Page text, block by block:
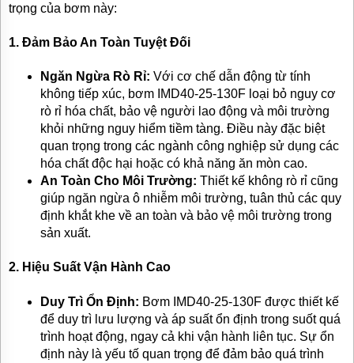
PHỤ
MÁY
PHẨM
ĐIỆN
CHẤT
LƯỢNG
trọng của bơm này:
1. Đảm Bảo An Toàn Tuyệt Đối
Ngăn Ngừa Rò Rỉ: Với cơ chế dẫn động từ tính
không tiếp xúc, bơm IMD40-25-130F loại bỏ nguy cơ
rò rỉ hóa chất, bảo vệ người lao động và môi trường
khỏi những nguy hiểm tiềm tàng. Điều này đặc biệt
quan trọng trong các ngành công nghiệp sử dụng các
hóa chất độc hại hoặc có khả năng ăn mòn cao.
An Toàn Cho Môi Trường: Thiết kế không rò rỉ cũng
giúp ngăn ngừa ô nhiễm môi trường, tuân thủ các quy
định khắt khe về an toàn và bảo vệ môi trường trong
sản xuất.
2. Hiệu Suất Vận Hành Cao
Duy Trì Ổn Định: Bơm IMD40-25-130F được thiết kế
để duy trì lưu lượng và áp suất ổn định trong suốt quá
trình hoạt động, ngay cả khi vận hành liên tục. Sự ổn
định này là yếu tố quan trọng để đảm bảo quá trình